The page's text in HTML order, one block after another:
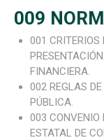
009
001 CRITERIOS
FINANCIERA.
002 REGLAS
PÚBLICA.
003 CONVENIO
ESTATAL DE